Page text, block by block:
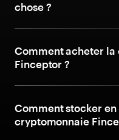
chose ?
Comment acheter
Finceptor ?
Comment stocker
cryptomonnaie